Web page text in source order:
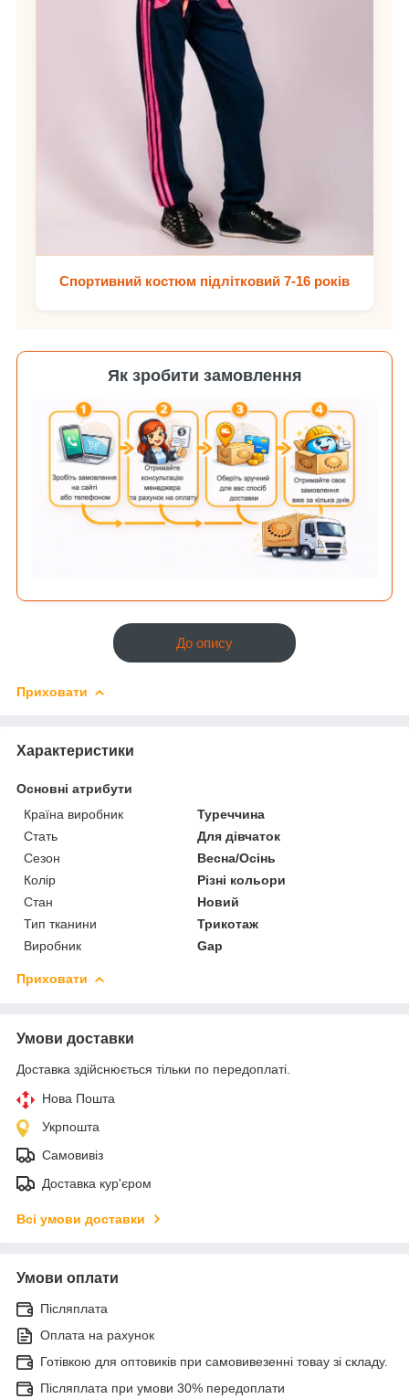
Спортивний костюм підлітковий 7-16 років
Як зробити замовлення
До опису
Приховати
Характеристики
Основні атрибути
Країна виробник
Туреччина
Стать
Для дівчаток
Сезон
Весна/Осінь
Колір
Різні кольори
Стан
Новий
Тип тканини
Трикотаж
Виробник
Gap
Приховати
Умови доставки
Доставка здійснюється тільки по передоплаті.
Нова Пошта
Укрпошта
Самовивіз
Доставка кур'єром
Всі умови доставки
Умови оплати
Післяплата
Оплата на рахунок
Готівкою для оптовиків при самовивезенні товау зі складу.
Післяплата при умови 30% передоплати